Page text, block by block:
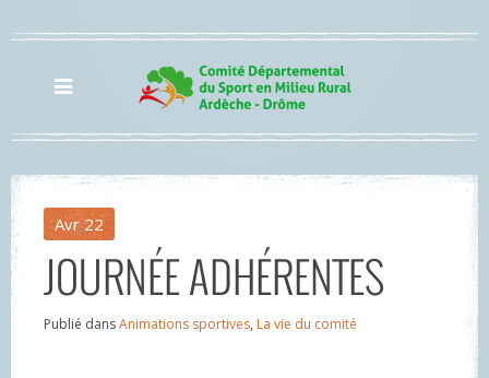
Avr 22
JOURNÉE ADHÉRENTES
Publié dansAnimations sportives, La vie du comité